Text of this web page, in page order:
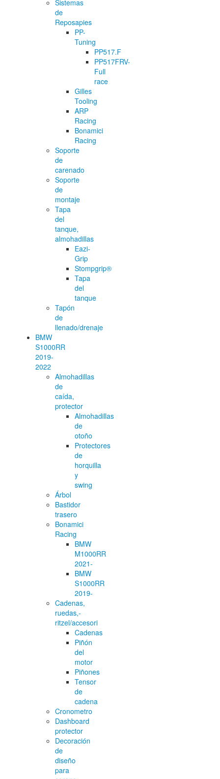
Sistemas
de
Reposapies
PP-
Tuning
PP517.F
PP517FRV-
Full
race
Gilles
Tooling
ARP
Racing
Bonamici
Racing
Soporte
de
carenado
Soporte
de
montaje
Tapa
del
tanque,
almohadillas
Eazi-
Grip
Stompgrip®
Tapa
del
tanque
Tapón
de
llenado/drenaje
BMW
S1000RR
2019-
2022
Almohadillas
de
caída,
protector
Almohadillas
de
otoño
Protectores
de
horquilla
y
swing
Árbol
Bastidor
trasero
Bonamici
Racing
BMW
M1000RR
2021-
BMW
S1000RR
2019-
Cadenas,
ruedas,-
ritzel/accesori
Cadenas
Piñón
del
motor
Piñones
Tensor
de
cadena
Cronometro
Dashboard
protector
Decoración
de
diseño
para